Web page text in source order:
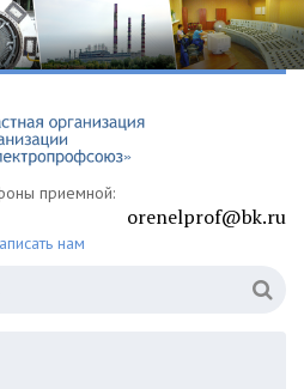
приемной:
orenelprof@bk.ru
нам